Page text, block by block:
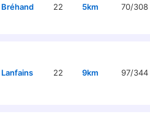
Bréhand 22 5km 70/308
Lanfains 22 9km 97/344